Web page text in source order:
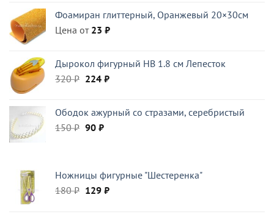
составляла
39 ₽.
33 ₽.
Фоамиран глиттерный, Оранжевый 20×30см
Цена от 23 ₽
Дырокол фигурный HB 1.8 см Лепесток
320₽ Первоначальная
320 ₽.
224 ₽Текущая
Ободок ажурный со стразами, серебристый
150₽ Первоначальная
90 ₽Текущая
Ножницы фигурные "Шестеренка"
180₽ Первоначальная
129 ₽Текущая